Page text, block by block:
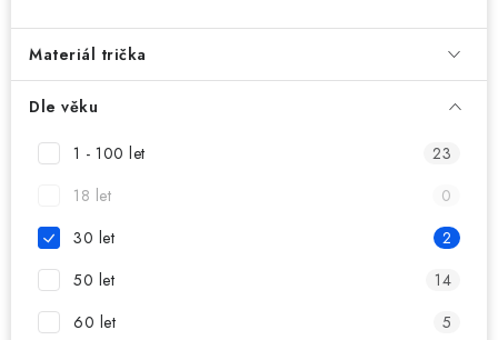
MÁM SRDCE POMÁHÁM
VÁNOCE
PROVIZNÍ SYSTÉM
O nás Časté otázky
Zásady zpracování ochrany osobních údajů
Kontakty
Materiál trička
Dle věku
1 - 100 let
23
18 let
0
30 let
2
50 let
14
60 let
5